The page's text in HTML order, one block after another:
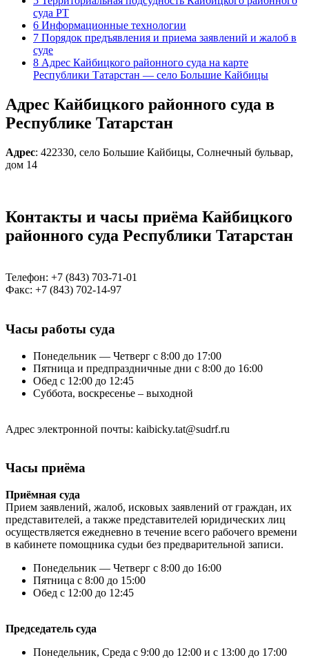
суда РТ
6 Информационные технологии
7 Порядок предъявления и приема заявлений и жалоб в
суде
8 Адрес Кайбицкого районного суда на карте
Республики Татарстан — село Большие Кайбицы
Адрес Кайбицкого районного суда в
Республике Татарстан
Адрес: 422330, село Большие Кайбицы, Солнечный бульвар,
дом 14
Контакты и часы приёма Кайбицкого
районного суда Республики Татарстан
Телефон: +7 (843) 703-71-01
Факс: +7 (843) 702-14-97
Часы работы суда
Понедельник — Четверг с 8:00 до 17:00
Пятница и предпраздничные дни с 8:00 до 16:00
Обед с 12:00 до 12:45
Суббота, воскресенье – выходной
Адрес электронной почты: kaibicky.tat@sudrf.ru
Часы приёма
Приёмная суда
Прием заявлений, жалоб, исковых заявлений от граждан, их
представителей, а также представителей юридических лиц
осуществляется ежедневно в течение всего рабочего времени
в кабинете помощника судьи без предварительной записи.
Понедельник — Четверг с 8:00 до 16:00
Пятница с 8:00 до 15:00
Обед с 12:00 до 12:45
Председатель суда
Понедельник, Среда с 9:00 до 12:00 и с 13:00 до 17:00